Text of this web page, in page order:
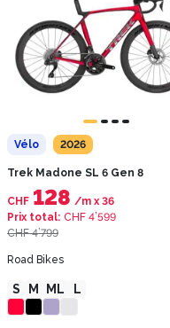
Vélo 2026
Trek Madone SL 6 Gen 8
CHF 128 /m x 36
Prix total: CHF 4’599
CHF 4’799
Road Bikes
S M ML L